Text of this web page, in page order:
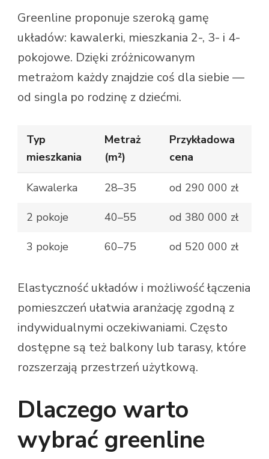
Greenline proponuje szeroką gamę
układów: kawalerki, mieszkania 2-, 3- i 4-
pokojowe. Dzięki zróżnicowanym
metrażom każdy znajdzie coś dla siebie —
od singla po rodzinę z dziećmi.
Typ
mieszkania
Metraż
(m²)
Przykładowa
cena
Kawalerka 28–35 od 290 000 zł
2 pokoje 40–55 od 380 000 zł
3 pokoje 60–75 od 520 000 zł
Elastyczność układów i możliwość łączenia
pomieszczeń ułatwia aranżację zgodną z
indywidualnymi oczekiwaniami. Często
dostępne są też balkony lub tarasy, które
rozszerzają przestrzeń użytkową.
Dlaczego warto
wybrać greenline